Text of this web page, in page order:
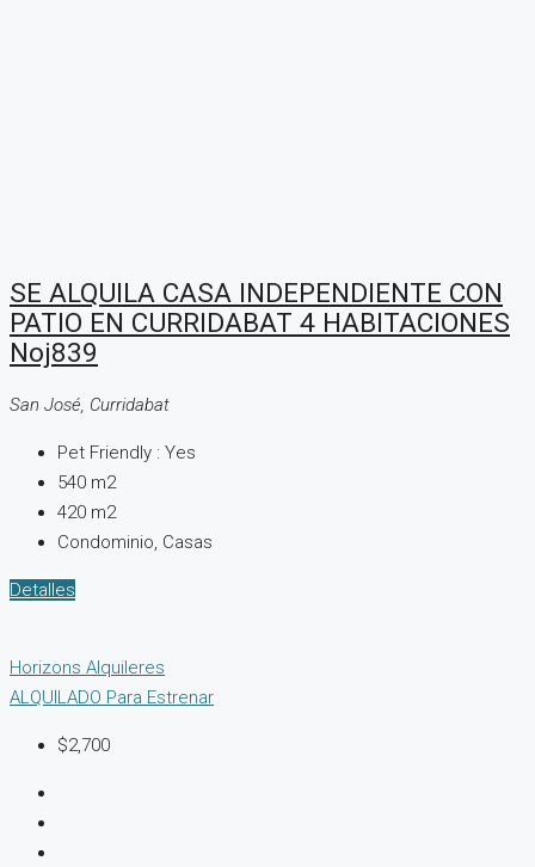
SE ALQUILA CASA INDEPENDIENTE CON
PATIO EN CURRIDABAT 4 HABITACIONES
Noj839
San José, Curridabat
Pet Friendly : Yes
540 m2
420 m2
Condominio, Casas
Detalles
Horizons Alquileres
ALQUILADO Para Estrenar
$2,700